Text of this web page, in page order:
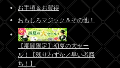
お手頃＆お買得
おもしろマジック＆その他！
【期間限定】初夏の大セー
ル！【残りわずか／早い者勝
ち！】